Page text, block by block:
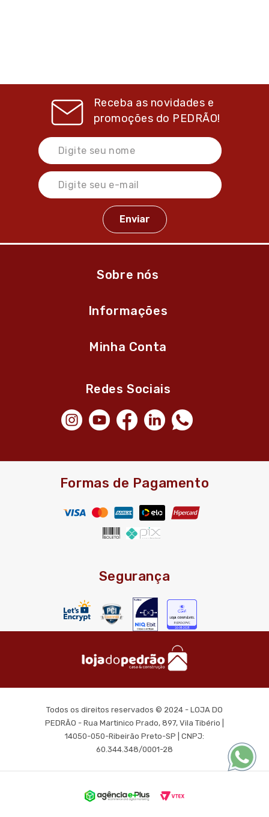
Receba as novidades e
promoções do PEDRÃO!
Sobre nós
Informações
Minha Conta
Redes Sociais
Formas de Pagamento
Segurança
Todos os direitos reservados © 2024 - LOJA DO
PEDRÃO - Rua Martinico Prado, 897, Vila Tibério |
14050-050-Ribeirão Preto-SP | CNPJ:
60.344.348/0001-28